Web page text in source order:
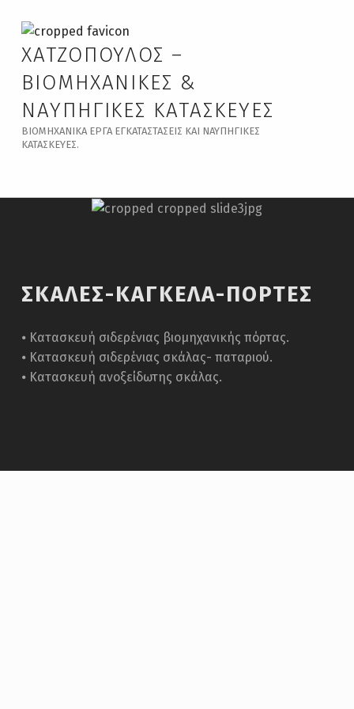
ΧΑΤΖΟΠΟΥΛΟΣ –
ΒΙΟΜΗΧΑΝΙΚΈΣ &
ΝΑΥΠΗΓΙΚΈΣ ΚΑΤΑΣΚΕΥΈΣ
ΒΙΟΜΗΧΑΝΙΚΆ ΈΡΓΑ ΕΓΚΑΤΑΣΤΆΣΕΙΣ ΚΑΙ ΝΑΥΠΗΓΙΚΈΣ
ΚΑΤΑΣΚΕΥΈΣ.
ΣΚΑΛΕΣ-ΚΑΓΚΕΛΑ-ΠΟΡΤΕΣ
⦁ Κατασκευή σιδερένιας βιομηχανικής πόρτας.
⦁ Κατασκευή σιδερένιας σκάλας- παταριού.
⦁ Κατασκευή ανοξείδωτης σκάλας.